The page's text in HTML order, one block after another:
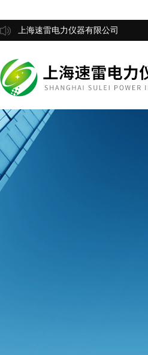
上海速雷电力仪器有限公司